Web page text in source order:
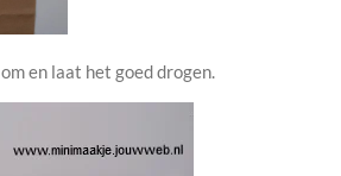
en laat het goed drogen.